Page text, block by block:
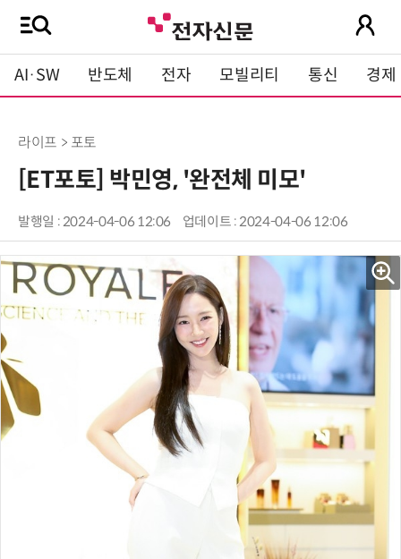
AI·SW 반도체 전자 모빌리티 통신 경제
라이프 > 포토
[ET포토] 박민영, '완전체 미모'
발행일 : 2024-04-06 12:06 업데이트 : 2024-04-06 12:06